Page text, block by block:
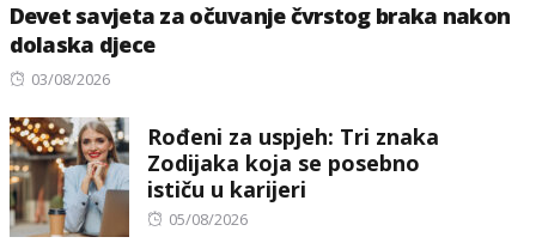
Devet savjeta za očuvanje čvrstog braka nakon
dolaska djece
Posted
03/08/2026
Rođeni za uspjeh: Tri znaka
Zodijaka koja se posebno
ističu u karijeri
Posted
05/08/2026